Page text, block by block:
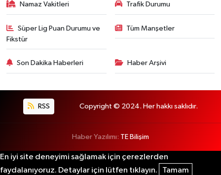
Namaz Vakitleri Trafik Durumu
Süper Lig Puan Durumu ve
Fikstür
Tüm Manşetler
Son Dakika Haberleri Haber Arşivi
RSS Copyright © 2024. Her hakkı saklıdır.
Haber Yazılımı: TE Bilişim
En iyi site deneyimi sağlamak için çerezlerden
faydalanıyoruz. Detaylar için lütfen tıklayın.
Tamam